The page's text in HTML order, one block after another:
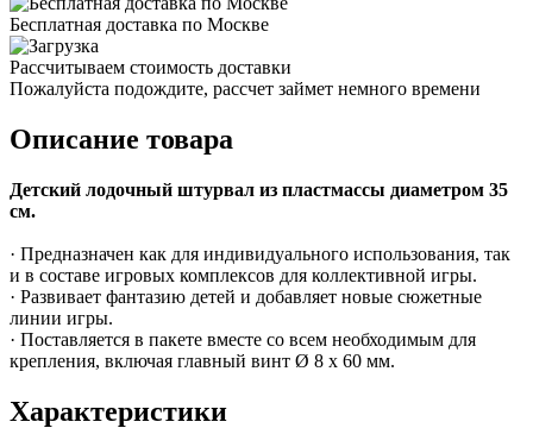
Бесплатная доставка по Москве
Рассчитываем стоимость доставки
Пожалуйста подождите, рассчет займет немного времени
Описание товара
Детский лодочный штурвал из пластмассы диаметром 35
см.
· Предназначен как для индивидуального использования, так
и в составе игровых комплексов для коллективной игры.
· Развивает фантазию детей и добавляет новые сюжетные
линии игры.
· Поставляется в пакете вместе со всем необходимым для
крепления, включая главный винт Ø 8 x 60 мм.
Характеристики